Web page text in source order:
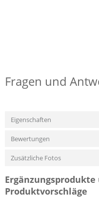
Fragen und
Eigenschaften
Bewertungen
Zusätzliche Fotos
Produktvorschläge